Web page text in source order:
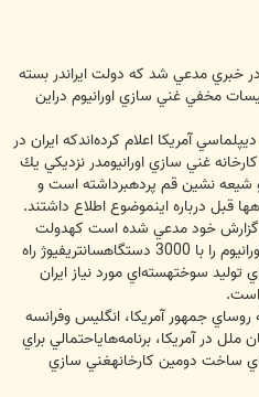
در خبري مدعي شد كه دولت ايراندر بسته
مخفي غني سازي اورانيوم دراين
آمريكا اعلام كرده‌اندكه ايران در
غني سازي اورانيومدر نزديكي يك
شيعه نشين قم پردهبرداشته است و
قبل درباره اينموضوع اطلاع داشتند.
گزارش خود مدعي شده است كهدولت
ايران دومين كارخانه غني سازي شده اورانيوم را با 3000 دستگاهسانتريفيوژ راه
توليد سوختهسته‌اي مورد نياز ايران
است.
جمهور آمريكا، انگليس وفرانسه
در آمريكا، برنامه‌هاياحتمالي براي
ساخت دومين كارخانهغني سازي